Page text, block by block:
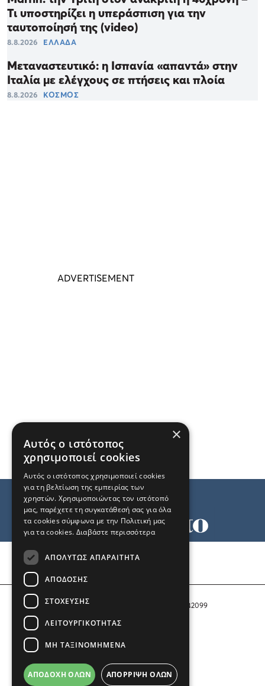
Τι υποστηρίζει η υπεράσπιση για την
ταυτοποίησή της (video)
8.8.2026 ΕΛΛΑΔΑ
Μεταναστευτικό: η Ισπανία «απαντά» στην
Ιταλία με ελέγχους σε πτήσεις και πλοία
8.8.2026 ΚΟΣΜΟΣ
Αριθμός Πιστοποίησης Μ.Η.Τ. 242099
COPYRIGHT © 2026 Το Μανιφέστο
×
Αυτός ο ιστότοπος
χρησιμοποιεί cookies
Αυτός ο ιστότοπος χρησιμοποιεί cookies
για τη βελτίωση της εμπειρίας των
χρηστών. Χρησιμοποιώντας τον ιστότοπό
μας, παρέχετε τη συγκατάθεσή σας για όλα
τα cookies σύμφωνα με την Πολιτική μας
για τα cookies. Διαβάστε περισσότερα
ΑΠΟΛΎΤΩΣ ΑΠΑΡΑΊΤΗΤΑ
ΑΠΌΔΟΣΗΣ
ΣΤΌΧΕΥΣΗΣ
ΛΕΙΤΟΥΡΓΙΚΌΤΗΤΑΣ
ΜΗ ΤΑΞΙΝΟΜΗΜΈΝΑ
ΑΠΟΔΟΧΉ ΌΛΩΝ ΑΠΌΡΡΙΨΗ ΌΛΩΝ